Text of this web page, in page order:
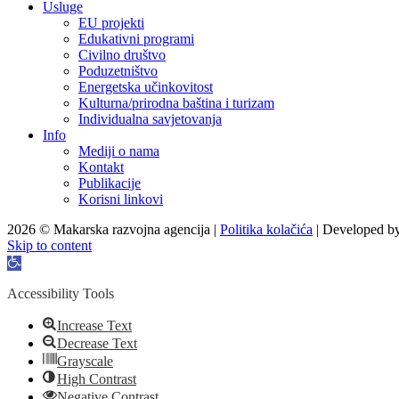
Usluge
EU projekti
Edukativni programi
Civilno društvo
Poduzetništvo
Energetska učinkovitost
Kulturna/prirodna baština i turizam
Individualna savjetovanja
Info
Mediji o nama
Kontakt
Publikacije
Korisni linkovi
2026 © Makarska razvojna agencija | Politika kolačića | Developed
Skip to content
Open
Accessibility Tools
Increase Text
Decrease Text
Grayscale
High Contrast